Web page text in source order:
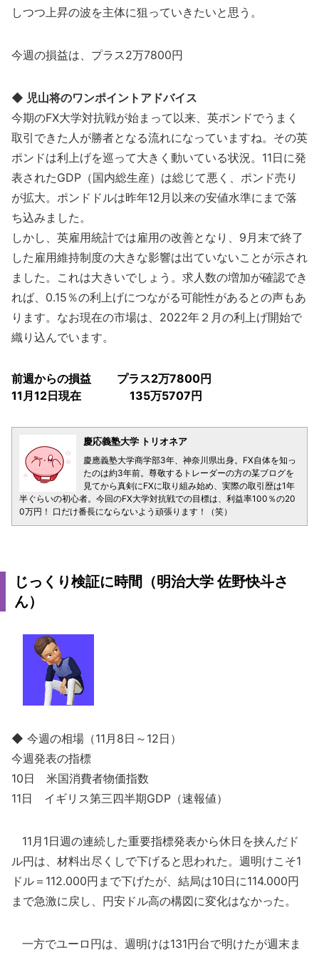
しつつ上昇の波を主体に狙っていきたいと思う。
今週の損益は、プラス2万7800円
◆ 児山将のワンポイントアドバイス
今期のFX大学対抗戦が始まって以来、英ポンドでうまく
取引できた人が勝者となる流れになっていますね。その英
ポンドは利上げを巡って大きく動いている状況。11日に発
表されたGDP（国内総生産）は総じて悪く、ポンド売り
が拡大。ポンドドルは昨年12月以来の安値水準にまで落
ち込みました。
しかし、英雇用統計では雇用の改善となり、9月末で終了
した雇用維持制度の大きな影響は出ていないことが示され
ました。これは大きいでしょう。求人数の増加が確認でき
れば、0.15％の利上げにつながる可能性があるとの声もあ
ります。なお現在の市場は、2022年２月の利上げ開始で
織り込んでいます。
前週からの損益 プラス2万7800円
11月12日現在 135万5707円
慶応義塾大学 トリオネア
慶應義塾大学商学部3年、神奈川県出身。FX自体を知っ
たのは約3年前。尊敬するトレーダーの方の某ブログを
見てから真剣にFXに取り組み始め、実際の取引歴は1年
半ぐらいの初心者。今回のFX大学対抗戦での目標は、利益率100％の20
0万円！ 口だけ番長にならないよう頑張ります！（笑）
じっくり検証に時間（明治大学 佐野快斗さ
ん）
◆ 今週の相場（11月8日～12日）
今週発表の指標
10日 米国消費者物価指数
11日 イギリス第三四半期GDP（速報値）
11月1日週の連続した重要指標発表から休日を挟んだド
ル円は、材料出尽くしで下げると思われた。週明けこそ1
ドル＝112.000円まで下げたが、結局は10日に114.000円
まで急激に戻し、円安ドル高の構図に変化はなかった。
一方でユーロ円は、週明けは131円台で明けたが週末ま